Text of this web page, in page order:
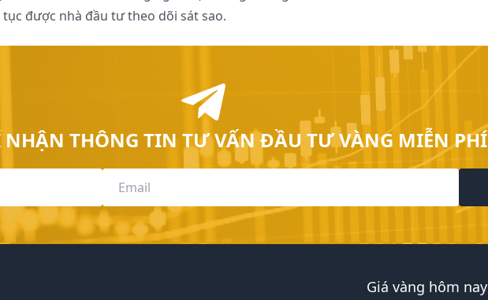
được nhà đầu tư theo dõi sát sao.
THÔNG TIN TƯ VẤN ĐẦU TƯ VÀNG MIỄN PHÍ
Giá vàng hôm nay